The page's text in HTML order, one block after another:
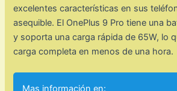
excelentes características en sus
asequible. El OnePlus 9 Pro tiene una
y soporta una carga rápida de 65W, lo
carga completa en menos de una hora.
Mas información en: